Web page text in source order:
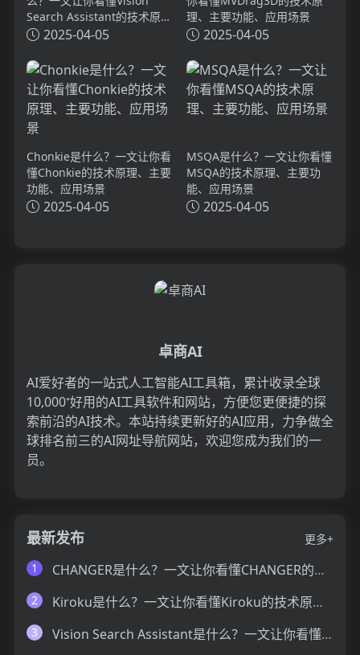
Search Assistant的技术原
理、主要功能、应用场景
2025-04-05
理、主要功能、应用场景
2025-04-05
Chonkie是什么？一文让你看
懂Chonkie的技术原理、主要
功能、应用场景
2025-04-05
MSQA是什么？一文让你看懂
MSQA的技术原理、主要功
能、应用场景
2025-04-05
卓商AI
AI爱好者的一站式人工智能AI工具箱，累计收录全球
10,000⁺好用的AI工具软件和网站，方便您更便捷的探
索前沿的AI技术。本站持续更新好的AI应用，力争做全
球排名前三的AI网址导航网站，欢迎您成为我们的一
员。
最新发布
更多+
1
CHANGER是什么？一文让你看懂CHANGER的技术原理、主要功能、应用场景
2 Kiroku是什么？一文让你看懂Kiroku的技术原理、主要功能、应用场景
3 Vision Search Assistant是什么？一文让你看懂Vision Search Assistant的技术原理、主要功能、应用场景